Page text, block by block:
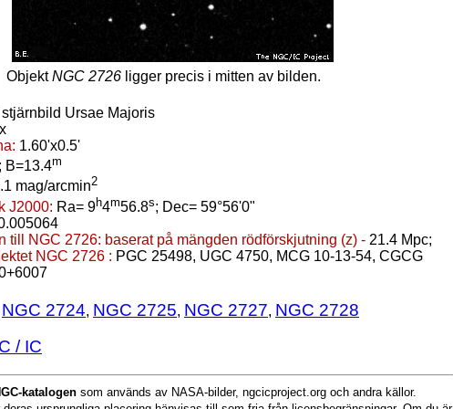
ObjektNGC 2726ligger precis i mitten av bilden.
Ursae Majoris
1.60'x0.5'
; B=13.4m
mag/arcmin2
J2000: Ra= 9h4m56.8s; Dec= 59°56'0"
till NGC 2726: baserat på mängden rödförskjutning (z) - 21.4 Mpc;
NGC 2726 : PGC 25498, UGC 4750, MCG 10-13-54, CGCG
NGC 2724, NGC 2725, NGC 2727, NGC 2728
/ IC
katalogen som används av NASA-bilder, ngcicproject.org och andra källor.